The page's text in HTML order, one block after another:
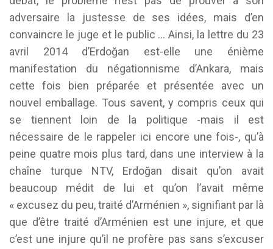
adversaire la justesse de ses idées, mais d’en
convaincre le juge et le public … Ainsi, la lettre du 23
avril 2014 d’Erdoğan est-elle une énième
manifestation du négationnisme d’Ankara, mais
cette fois bien préparée et présentée avec un
nouvel emballage. Tous savent, y compris ceux qui
se tiennent loin de la politique -mais il est
nécessaire de le rappeler ici encore une fois-, qu’à
peine quatre mois plus tard, dans une interview à la
chaîne turque NTV, Erdoğan disait qu’on avait
beaucoup médit de lui et qu’on l’avait même
« excusez du peu, traité d’Arménien », signifiant par là
que d’être traité d’Arménien est une injure, et que
c’est une injure qu’il ne profère pas sans s’excuser